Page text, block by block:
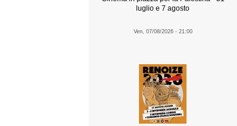
luglio e 7 agosto
Ven, 07/08/2026 - 21:00